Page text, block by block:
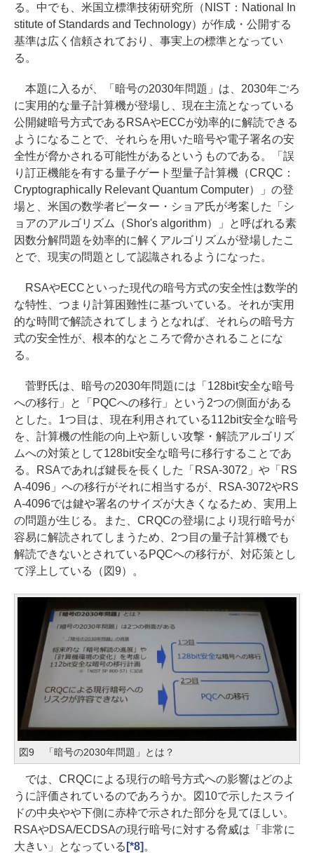
る。中でも、米国立標準技術研究所（NIST：National In
stitute of Standards and Technology）が作成・公開する
基準は広く信頼されており、事実上の標準となってい
る。
本題に入るが、「暗号の2030年問題」は、2030年ごろ
に実用的な量子計算機が登場し、現在主流となっている
公開鍵暗号方式であるRSAやECCが効率的に解読できる
ようになることで、それらを用いた暗号や電子署名の安
全性が脅かされる可能性があるというものである。「誤
り訂正機能を有する量子ゲート型量子計算機（CRQC：
Cryptographically Relevant Quantum Computer）」の登
場と、米国の数学者ピーター・ショア氏が考案した「シ
ョアのアルゴリズム（Shor's algorithm）」と呼ばれる素
因数分解問題を効率的に解くアルゴリズムが登場したこ
とで、現実の問題として認識されるようになった。
RSAやECCといった現代の暗号方式の安全性は数学的
な特性、つまり計算困難性に基づいている。それが実用
的な時間で解読されてしまうとなれば、それらの暗号方
式の安全性が、根本的なところで脅かされることにな
る。
菅野氏は、暗号の2030年問題には「128bit安全な暗号
への移行」と「PQCへの移行」という2つの側面がある
とした。1つ目は、現在利用されている112bit安全な暗号
を、計算機の性能の向上や新しい攻撃・解読アルゴリズ
ムへの対策として128bit安全な暗号に移行することであ
る。RSAであれば鍵長を長くした「RSA-3072」や「RS
A-4096」への移行がそれに相当するが、RSA-3072やRS
A-4096では鍵や署名のサイズが大きくなるため、実用上
の問題が生じる。また、CRQCの登場により現行暗号が
容易に解読されてしまうため、2つ目の量子計算機でも
解読できないとされているPQCへの移行が、対応策とし
て浮上している（図9）。
図9 「暗号の2030年問題」とは？
では、CRQCによる現行の暗号方式への影響はどのよ
うに評価されているのであろうか。図10で示したスライ
ドの中央やや下側に赤枠で示された部分を見てほしい。
RSAやDSA/ECDSAの現行暗号に対する脅威は「非常に
大きい」となっている [*8] 。